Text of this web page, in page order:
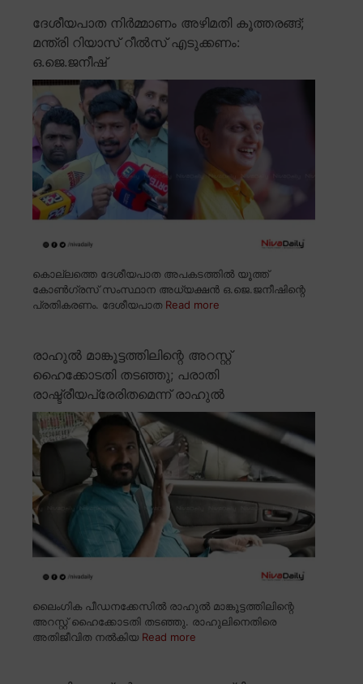
ദേശീയപാത നിർമ്മാണം അഴിമതി കൂത്തരങ്ങ്;
മന്ത്രി റിയാസ് റീൽസ് എടുക്കണം:
ഒ.ജെ.ജനീഷ്
കൊല്ലത്തെ ദേശീയപാത അപകടത്തിൽ യൂത്ത്
കോൺഗ്രസ് സംസ്ഥാന അധ്യക്ഷൻ ഒ.ജെ.ജനീഷിന്റെ
പ്രതികരണം. ദേശീയപാത Read more
രാഹുൽ മാങ്കൂട്ടത്തിലിന്റെ അറസ്റ്റ്
ഹൈക്കോടതി തടഞ്ഞു; പരാതി
രാഷ്ട്രീയപ്രേരിതമെന്ന് രാഹുൽ
ലൈംഗിക പീഡനക്കേസിൽ രാഹുൽ മാങ്കൂട്ടത്തിലിന്റെ
അറസ്റ്റ് ഹൈക്കോടതി തടഞ്ഞു. രാഹുലിനെതിരെ
അതിജീവിത നൽകിയ Read more